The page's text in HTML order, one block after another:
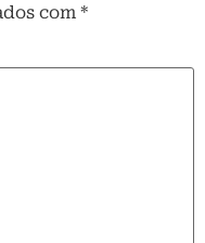
com *